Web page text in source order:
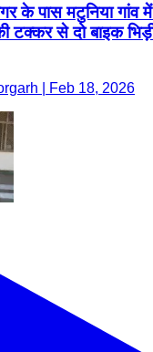
के पास मटुनिया गांव
टक्कर से दो बाइक
| Feb 18, 2026